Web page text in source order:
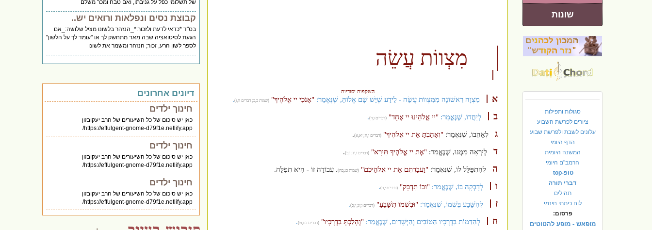
שונות
סגולות ותפילות
ציורים לפרשת השבוע
עלונים לשבת ולפרשת שבוע
הדף היומי
המשנה היומית
הרמב"ם היומי
טופ-top
דברי תורה
תהילים
לוח כיתתי חינמי
פרסום:
מופאש - מופע להטוטים
מִצְווֹת עֲשֵׂה
השקפות יסודיות
א מִצְוָה רִאשׁוֹנָה מִמִּצְווֹת עֲשֵׂה - לֵידַע שֶׁיֵּשׁ שָׁם אֱלוֹהַּ, שֶׁנֶּאֱמַר: "אָנֹכִי יי אֱלֹהֶיךָ" (שמות כ,ב; דברים ה,ו).
ב לְיַחֲדוֹ, שֶׁנֶּאֱמַר: "יי אֱלֹהֵינוּ יי אֶחָד" (דברים ו,ד).
ג לְאָהֳבוֹ, שֶׁנֶּאֱמַר:"וְאָהַבְתָּ אֵת יי אֱלֹהֶיךָ" (דברים ו,ה; יא,א).
ד לְיִרְאָה מִמֶּנּוּ, שֶׁנֶּאֱמַר:"אֶת יי אֱלֹהֶיךָ תִּירָא" (דברים ו,יג; י,כ).
ה לְהִתְפַּלֵּל לוֹ, שֶׁנֶּאֱמַר:"וַעֲבַדְתֶּם אֵת יי אֱלֹהֵיכֶם" (שמות כג,כה). עֲבוֹדָה זוֹ - הִיא תְּפִלָּה.
ו לְדָבְקָה בּוֹ, שֶׁנֶּאֱמַר: "וּבוֹ תִדְבָּק" (דברים י,כ).
ז לְהִשָּׁבַע בִּשְׁמוֹ, שֶׁנֶּאֱמַר: "וּבִשְׁמוֹ תִּשָּׁבֵעַ" (דברים ו,יג; י,כ).
ח לְהִדַּמּוֹת בִּדְרָכָיו הַטּוֹבִים וְהַיְּשָׁרִים, שֶׁנֶּאֱמַר: "וְהָלַכְתָּ בִּדְרָכָיו" (דברים כח,ט).
של תשלומי כפל על גניבתו, ואם טבח ומכר משלם
קבוצת נסים ונפלאות ורואים יש..
בס"ד *כדאי לדעת ולזכור:*_הנזהר בלשונו מציל שלושה:_אם
הגעת לסיטואציה שבה מאד מתחשק לך או "עומד לך על הלשון"
לספר לשון הרע, זכור; הנזהר ומשמר את לשונו
דיונים אחרונים
חינוך ילדים
כאן יש סיכום של כל השיעורים של הרב יעקובזון
https://effulgent-gnome-d79f1e.netlify.app/
חינוך ילדים
כאן יש סיכום של כל השיעורים של הרב יעקובזון
https://effulgent-gnome-d79f1e.netlify.app/
חינוך ילדים
כאן יש סיכום של כל השיעורים של הרב יעקובזון
https://effulgent-gnome-d79f1e.netlify.app/